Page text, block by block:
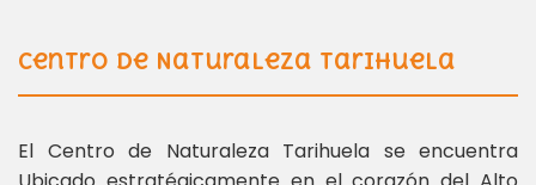
Centro de Naturaleza Tarihuela
El Centro de Naturaleza Tarihuela se encuentra